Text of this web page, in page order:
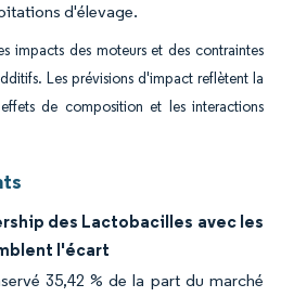
d'élevage.
impacts des moteurs et des contraintes
Les prévisions d'impact reflètent la
de composition et les interactions
des Lactobacilles avec les
l'écart
35,42 % de la part du marché